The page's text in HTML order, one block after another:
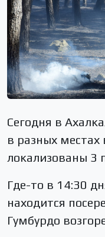
Сегодня в
в разных
локализованы 3
Где-то в 14:30
находится
Гумбурдо